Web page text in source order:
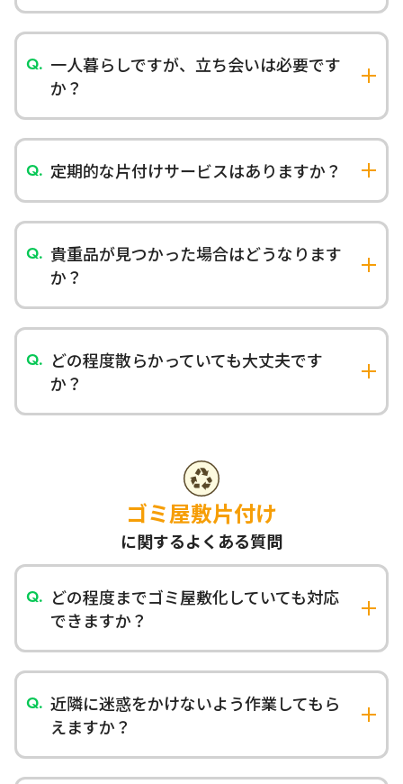
プライバシーを重視し、ご近所に配慮した作業を
行います。作業日時もお客様のご都合に合わせて
調整いたします。
一人暮らしですが、立ち会いは必要です
か？
鍵をお預け頂き作業を行うことも可能です。作業
終了後にご確認で原則立会は必要となります。遠
方でどうしても難しい場合は写真にて対応も可能
です。
定期的な片付けサービスはありますか？
はい、定期清掃プランがありますのでご相談くだ
さいませ。忙しい方や高齢のご家族へのサポート
としてもご利用いただけます。
貴重品が見つかった場合はどうなります
か？
貴重品や重要書類が見つかった場合は、作業を中
断してお客様に確認いたします。適切に保管・お
渡しいたします。
どの程度散らかっていても大丈夫です
か？
どのような状態でも対応可能です。「足の踏み場
い」といった状況でもお任せください。
ゴミ屋敷片付け
に関するよくある質問
どの程度までゴミ屋敷化していても対応
できますか？
天井まで積み上がった状態でも対応可能です。レ
ベル1（床全体にゴミが散乱）からレベル5（家の
外までゴミが溢れている）まで、どのような状態
でも対応いたします。
近隣に迷惑をかけないよう作業してもら
えますか？
作業前にご近所への配慮について打ち合わせし、